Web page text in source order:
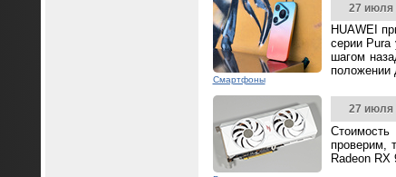
Смартфоны
27 июля
HUAWEI
серии
шагом
положении
27 июля
проверим,
Radeon RX